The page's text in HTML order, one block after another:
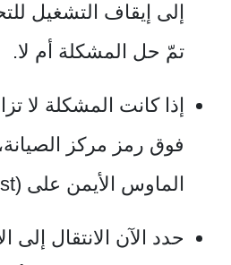
إلى إيقاف التشغيل
تمّ حل المشكلة أم لا.
إذا كانت المشكلة لا
فوق رمز مركز
الماوس الأيمن على (Focus Assist).
حدد الآن الانتقال إلى